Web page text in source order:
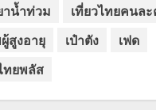
าน้ำท่วม
เที่ยวไทยคนล
สูงอายุ
เป๋าตัง
เฟด
ทยพลัส